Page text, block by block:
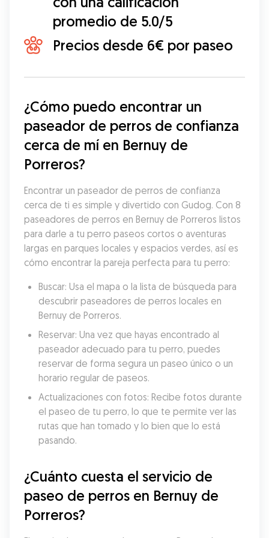
promedio de 5.0/5
Precios desde 6€ por paseo
¿Cómo puedo encontrar un
paseador de perros de confianza
cerca de mí en Bernuy de
Porreros?
Encontrar un paseador de perros de confianza
cerca de ti es simple y divertido con Gudog. Con 8
paseadores de perros en Bernuy de Porreros listos
para darle a tu perro paseos cortos o aventuras
largas en parques locales y espacios verdes, así es
cómo encontrar la pareja perfecta para tu perro:
Buscar: Usa el mapa o la lista de búsqueda para
descubrir paseadores de perros locales en
Bernuy de Porreros.
Reservar: Una vez que hayas encontrado al
paseador adecuado para tu perro, puedes
reservar de forma segura un paseo único o un
horario regular de paseos.
Actualizaciones con fotos: Recibe fotos durante
el paseo de tu perro, lo que te permite ver las
rutas que han tomado y lo bien que lo está
pasando.
¿Cuánto cuesta el servicio de
paseo de perros en Bernuy de
Porreros?